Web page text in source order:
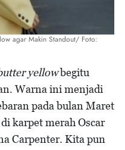
agar Makin Standout/ Foto:
yellowbegitu
Warna ini menjadi
pada bulan Maret
karpet merah Oscar
Carpenter. Kita pun